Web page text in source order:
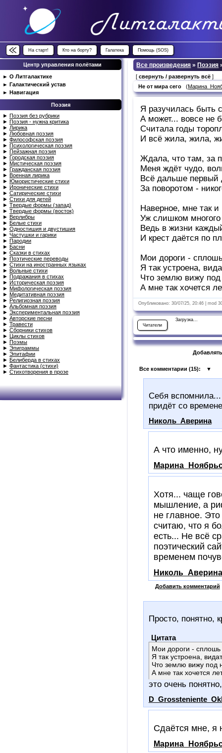
На старт! Кто на борту? Галатека Помощь (SOS)
Центр управления полётами
► О Литгалактике
► Галактический устав
► Навигация
Поэзия
► Поэзия без рубрики
► Поэзия - нужна критика
► Лирика
► Любовная поэзия
► Философская поэзия
► Психологическая поэзия
► Пейзажная поэзия
► Городская поэзия
► Мистическая поэзия
► Гражданская поэзия
► Военная лирика
► Юмористические стихи
► Иронические стихи
► Сатирические стихи
► Стихи для детей
► Твердые формы (запад)
► Твердые формы (восток)
► Верлибры
► Белые стихи
► Одностишия и двустишия
► Частушки и гарики
► Пародии
► Басни
► Сказки в стихах
► Поэтические переводы
► Стихи на иностранных языках
► Вольные стихи
► Подражания в стихах
► Историческая поэзия
► Мифологическая поэзия
► Медитативная поэзия
► Религиозная поэзия
► Альбомная поэзия
► Экспериментальная поэзия
► Авторские песни
► Травести
► Сборники стихов
►
Циклы стихов
► Поэмы
► Эпиграммы
► Эпитафии
► Белиберда в стихах
► Фантастика (стихи)
► Стихотворения в прозе
Все произведения » Поэзия
[свернуть / развернуть всё ]
Не от мира сего (
Я разучилась быть
А может... вовсе не
Считала годы
И всё жила, жила,
Ждала, что там, за
Меня ждёт чудо,
Всё дальше первый
За поворотом -
Наверное, мне так и
Уж слишком многого
Ведь в жизни
И крест даётся по
Мои дороги -
Я так устроена,
Что землю вижу под
А мне так хочется
Опубликовано: 30/07/25, 20:46 | mod
Читатели
Загрузка...
Все комментарии (15): ▼
Себя вспомнила...
придёт со
Николь_Аверина
А что именно,
Хотя... чаще
мышление, а
не главное.
считаю, что я
есть... Не всё
поэтический
временем
Николь_Аверина
Добавить комментарий
Просто, понятно,
Цитата
Мои дороги - сплошь
Я так устроена,
Что землю вижу под
А мне так хочется
это очень
Сдаётся мне, я